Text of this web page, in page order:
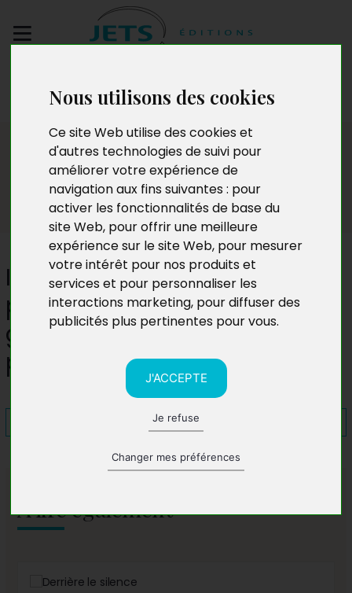
Nous utilisons des cookies
Ce site Web utilise des cookies et
d'autres technologies de suivi pour
améliorer votre expérience de
navigation aux fins suivantes : pour
activer les fonctionnalités de base du
site Web, pour offrir une meilleure
expérience sur le site Web, pour mesurer
votre intérêt pour nos produits et
services et pour personnaliser les
interactions marketing, pour diffuser des
publicités plus pertinentes pour vous.
J'ACCEPTE
Je refuse
Changer mes préférences
manuscrit
Presse
Itinéraire d’un sapeur-
pompier de Paris. De la
gestion de l’urgence à la
prévention des risques
A lire également